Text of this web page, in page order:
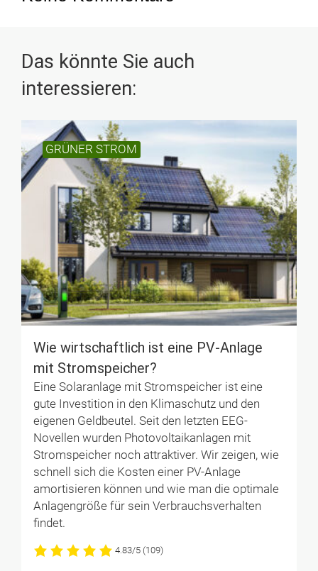
Das könnte Sie auch
interessieren:
GRÜNER STROM
Wie wirt­schaft­lich ist eine PV-Anlage
mit Strom­speicher?
Eine Solaranlage mit Stromspeicher ist eine
gute Investition in den Klimaschutz und den
eigenen Geldbeutel. Seit den letzten EEG-
Novellen wurden Photovoltaikanlagen mit
Stromspeicher noch attraktiver. Wir zeigen, wie
schnell sich die Kosten einer PV-Anlage
amortisieren können und wie man die optimale
Anlagengröße für sein Verbrauchsverhalten
findet.
4.83/5 (109)